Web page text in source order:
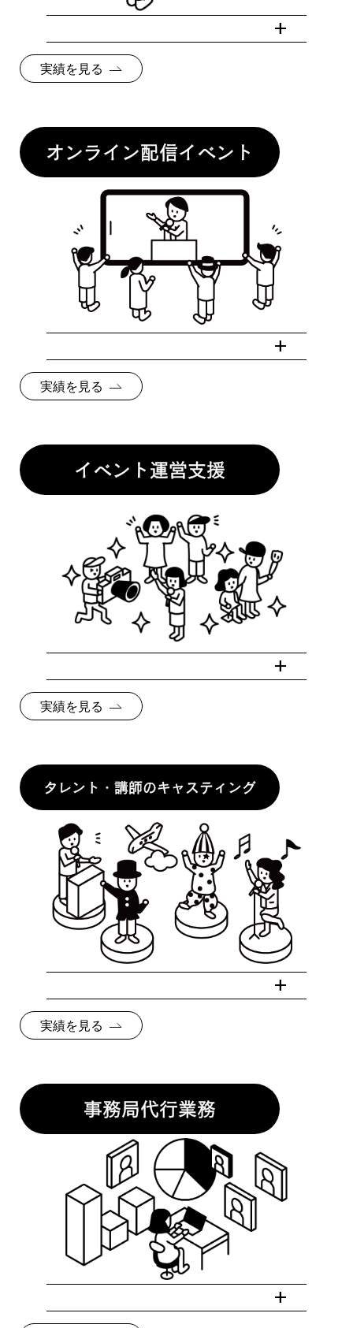
実績を見る
オンライン配信イベント
実績を見る
イベント運営支援
実績を見る
タレント・講師のキャスティング
実績を見る
事務局代行業務